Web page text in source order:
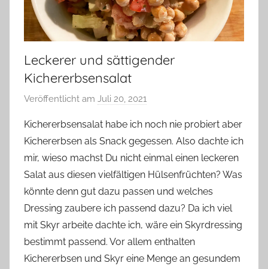
Leckerer und sättigender
Kichererbsensalat
Veröffentlicht am Juli 20, 2021
n
Y
v
o
n
n
e
Kichererbsensalat habe ich noch nie probiert aber
Kichererbsen als Snack gegessen. Also dachte ich
mir, wieso machst Du nicht einmal einen leckeren
Salat aus diesen vielfältigen Hülsenfrüchten? Was
könnte denn gut dazu passen und welches
Dressing zaubere ich passend dazu? Da ich viel
mit Skyr arbeite dachte ich, wäre ein Skyrdressing
bestimmt passend. Vor allem enthalten
Kichererbsen und Skyr eine Menge an gesundem